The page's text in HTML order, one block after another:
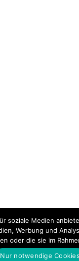
soziale Medien
Werbung und
oder die sie im
Nur notwendige Cookies